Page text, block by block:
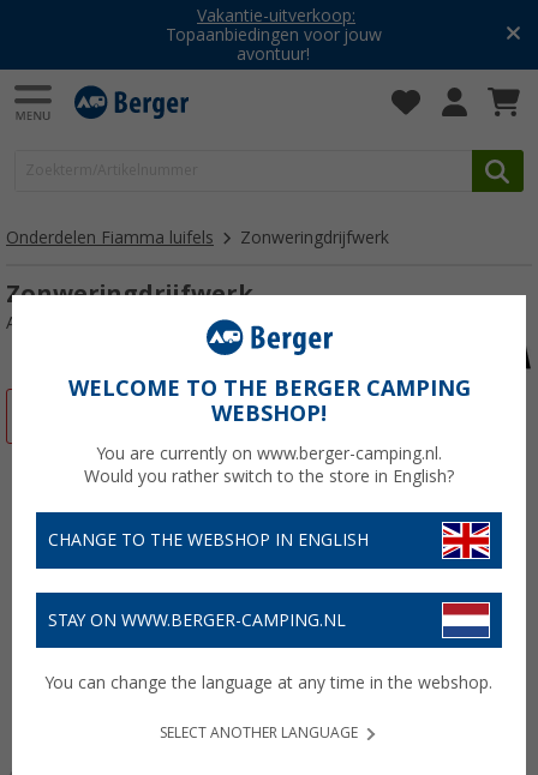
Vakantie-uitverkoop:
Topaanbiedingen voor jouw
avontuur!
Onderdelen Fiamma luifels Zonweringdrijfwerk
Zonweringdrijfwerk
Artikelnr: 107003
WELCOME TO THE BERGER CAMPING
WEBSHOP!
You are currently on www.berger-camping.nl.
Would you rather switch to the store in English?
CHANGE TO THE WEBSHOP IN ENGLISH
STAY ON WWW.BERGER-CAMPING.NL
You can change the language at any time in the webshop.
SELECT ANOTHER LANGUAGE